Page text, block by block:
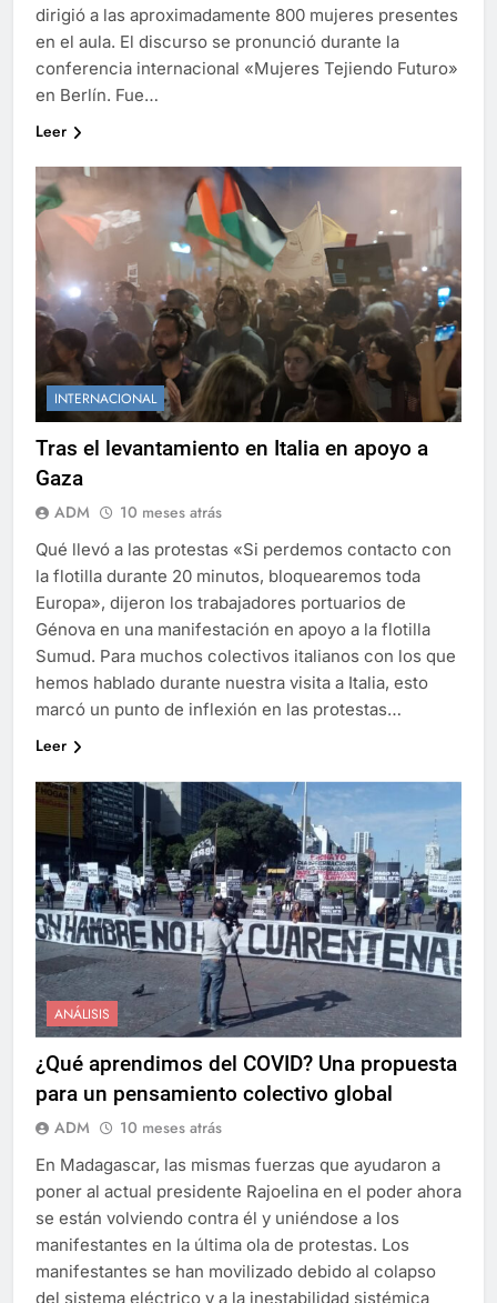
dirigió a las aproximadamente 800 mujeres presentes
en el aula. El discurso se pronunció durante la
conferencia internacional «Mujeres Tejiendo Futuro»
en Berlín. Fue…
Leer
INTERNACIONAL
Tras el levantamiento en Italia en apoyo a
Gaza
ADM 10 meses atrás
Qué llevó a las protestas «Si perdemos contacto con
la flotilla durante 20 minutos, bloquearemos toda
Europa», dijeron los trabajadores portuarios de
Génova en una manifestación en apoyo a la flotilla
Sumud. Para muchos colectivos italianos con los que
hemos hablado durante nuestra visita a Italia, esto
marcó un punto de inflexión en las protestas…
Leer
ANÁLISIS
¿Qué aprendimos del COVID? Una propuesta
para un pensamiento colectivo global
ADM 10 meses atrás
En Madagascar, las mismas fuerzas que ayudaron a
poner al actual presidente Rajoelina en el poder ahora
se están volviendo contra él y uniéndose a los
manifestantes en la última ola de protestas. Los
manifestantes se han movilizado debido al colapso
del sistema eléctrico y a la inestabilidad sistémica